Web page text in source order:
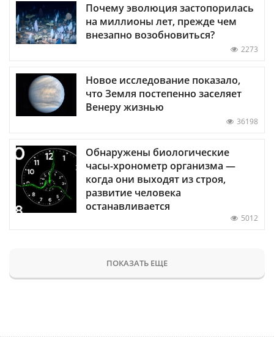
Почему эволюция застопорилась
на миллионы лет, прежде чем
внезапно возобновиться?
2273
Новое исследование показало,
что Земля постепенно заселяет
Венеру жизнью
36198
Обнаружены биологические
часы-хронометр организма —
когда они выходят из строя,
развитие человека
останавливается
5012
ПОКАЗАТЬ ЕЩЕ